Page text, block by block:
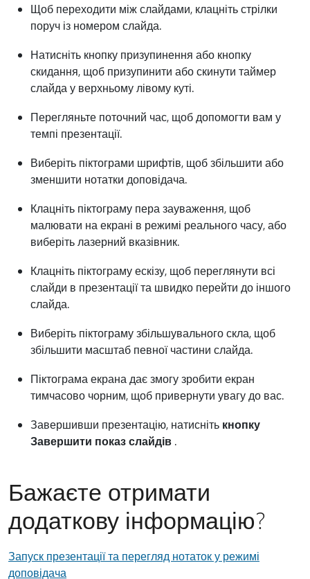
Щоб переходити між слайдами, клацніть стрілки
поруч із номером слайда.
Натисніть кнопку призупинення або кнопку
скидання, щоб призупинити або скинути таймер
слайда у верхньому лівому куті.
Перегляньте поточний час, щоб допомогти вам у
темпі презентації.
Виберіть піктограми шрифтів, щоб збільшити або
зменшити нотатки доповідача.
Клацніть піктограму пера зауваження, щоб
малювати на екрані в режимі реального часу, або
виберіть лазерний вказівник.
Клацніть піктограму ескізу, щоб переглянути всі
слайди в презентації та швидко перейти до іншого
слайда.
Виберіть піктограму збільшувального скла, щоб
збільшити масштаб певної частини слайда.
Піктограма екрана дає змогу зробити екран
тимчасово чорним, щоб привернути увагу до вас.
Завершивши презентацію, натисніть кнопку
Завершити показ слайдів .
Бажаєте отримати
додаткову інформацію?
Запуск презентації та перегляд нотаток у режимі
доповідача